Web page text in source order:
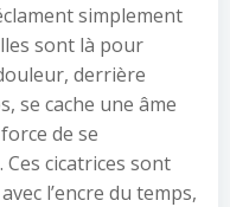
simplement
sont là pour
derrière
se cache une âme
de se
cicatrices sont
l’encre du temps,